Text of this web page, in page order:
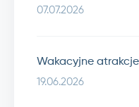
07.07.2026
Wakacyjne
19.06.2026